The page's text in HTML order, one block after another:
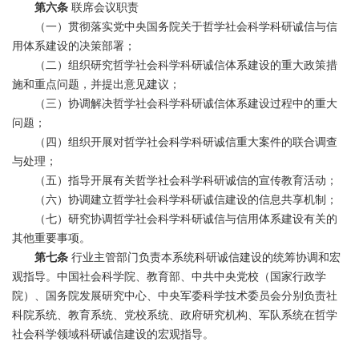
第六条 联席会议职责
（一）贯彻落实党中央国务院关于哲学社会科学科研诚信与信
用体系建设的决策部署；
（二）组织研究哲学社会科学科研诚信体系建设的重大政策措
施和重点问题，并提出意见建议；
（三）协调解决哲学社会科学科研诚信体系建设过程中的重大
问题；
（四）组织开展对哲学社会科学科研诚信重大案件的联合调查
与处理；
（五）指导开展有关哲学社会科学科研诚信的宣传教育活动；
（六）协调建立哲学社会科学科研诚信建设的信息共享机制；
（七）研究协调哲学社会科学科研诚信与信用体系建设有关的
其他重要事项。
第七条 行业主管部门负责本系统科研诚信建设的统筹协调和宏
观指导。中国社会科学院、教育部、中共中央党校（国家行政学
院）、国务院发展研究中心、中央军委科学技术委员会分别负责社
科院系统、教育系统、党校系统、政府研究机构、军队系统在哲学
社会科学领域科研诚信建设的宏观指导。